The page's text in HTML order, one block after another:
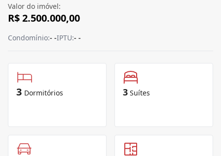
Valor do imóvel:
R$ 2.500.000,00
Condomínio:- -IPTU:- -
3 Dormitórios 3 Suítes